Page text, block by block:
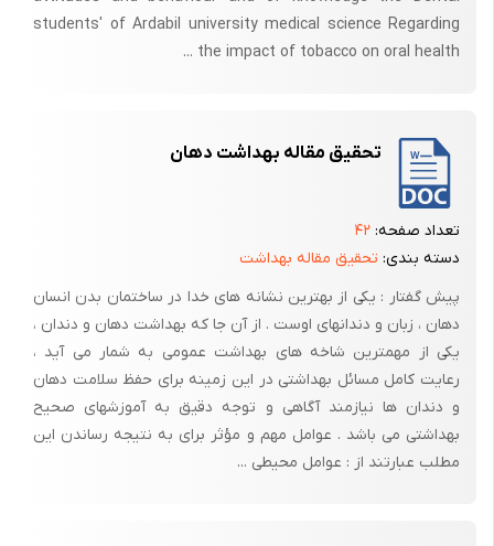
اسپلنومگالی،هپاتومگالی، سر نسبتا بزرگ، محو شدن پل بینی، از علائم بیماری
می باشد (31-32). از تظاهرات دهانی صورتی آنها می توان، جلوزدگی ماگزیلا،
هریک در نوع جهش و بیماری تالاسمی که ایجاد می کنند متفاوت اند.
students' of Ardabil university medical science Regarding
the impact of tobacco on oral health ...
تحقیق مقاله بهداشت دهان
تعداد صفحه: ۴۲
دسته بندی: تحقیق مقاله بهداشت
پیش گفتار : یکی از بهترین نشانه های خدا در ساختمان بدن انسان
دهان ، زبان و دندانهای اوست . از آن جا که بهداشت دهان و دندان ،
یکی از مهمترین شاخه های بهداشت عمومی به شمار می آید ،
رعایت کامل مسائل بهداشتی در این زمینه برای حفظ سلامت دهان
و دندان ها نیازمند آگاهی و توجه دقیق به آموزشهای صحیح
بهداشتی می باشد . عوامل مهم و مؤثر برای به نتیجه رساندن این
مطلب عبارتند از : عوامل محیطی ...